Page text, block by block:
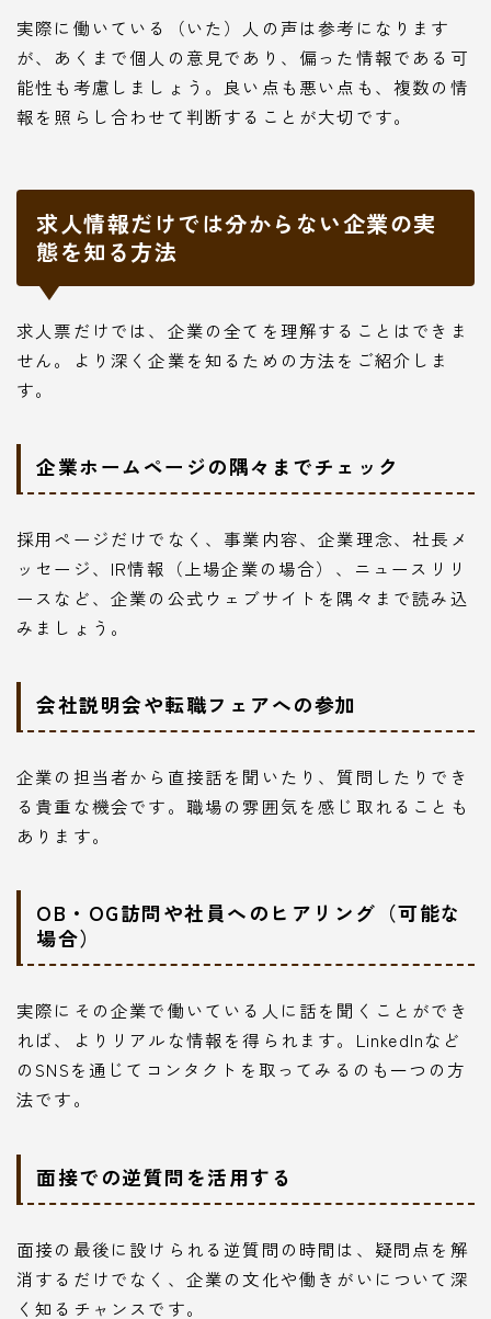
実際に働いている（いた）人の声は参考になります
が、あくまで個人の意見であり、偏った情報である可
能性も考慮しましょう。良い点も悪い点も、複数の情
報を照らし合わせて判断することが大切です。
求人情報だけでは分からない企業の実
態を知る方法
求人票だけでは、企業の全てを理解することはできま
せん。より深く企業を知るための方法をご紹介しま
す。
企業ホームページの隅々までチェック
採用ページだけでなく、事業内容、企業理念、社長メ
ッセージ、IR情報（上場企業の場合）、ニュースリリ
ースなど、企業の公式ウェブサイトを隅々まで読み込
みましょう。
会社説明会や転職フェアへの参加
企業の担当者から直接話を聞いたり、質問したりでき
る貴重な機会です。職場の雰囲気を感じ取れることも
あります。
OB・OG訪問や社員へのヒアリング（可能な
場合）
実際にその企業で働いている人に話を聞くことができ
れば、よりリアルな情報を得られます。LinkedInなど
のSNSを通じてコンタクトを取ってみるのも一つの方
法です。
面接での逆質問を活用する
面接の最後に設けられる逆質問の時間は、疑問点を解
消するだけでなく、企業の文化や働きがいについて深
く知るチャンスです。
本サイトがおすすめする転職エージェント
JACリクルートメント